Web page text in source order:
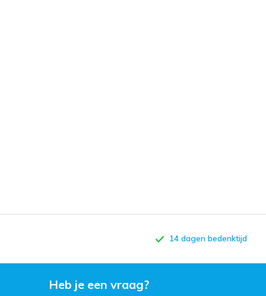
14 dagen bedenktijd
Heb je een vraag?